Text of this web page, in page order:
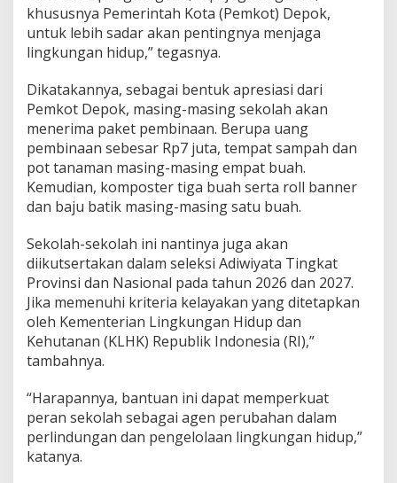
n
g
k
u
g
a
n
B
e
r
s
i
h
a
n
e
h
a
t
khususnya Pemerintah Kota (Pemkot) Depok,
untuk lebih sadar akan pentingnya menjaga
lingkungan hidup,” tegasnya.
Dikatakannya, sebagai bentuk apresiasi dari
Pemkot Depok, masing-masing sekolah akan
menerima paket pembinaan. Berupa uang
pembinaan sebesar Rp7 juta, tempat sampah dan
pot tanaman masing-masing empat buah.
Kemudian, komposter tiga buah serta roll banner
dan baju batik masing-masing satu buah.
Sekolah-sekolah ini nantinya juga akan
diikutsertakan dalam seleksi Adiwiyata Tingkat
Provinsi dan Nasional pada tahun 2026 dan 2027.
Jika memenuhi kriteria kelayakan yang ditetapkan
oleh Kementerian Lingkungan Hidup dan
Kehutanan (KLHK) Republik Indonesia (RI),”
tambahnya.
“Harapannya, bantuan ini dapat memperkuat
peran sekolah sebagai agen perubahan dalam
perlindungan dan pengelolaan lingkungan hidup,”
katanya.